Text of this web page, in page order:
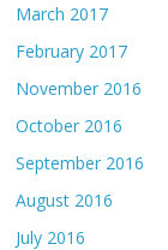
March 2017
February 2017
November 2016
October 2016
September 2016
August 2016
July 2016